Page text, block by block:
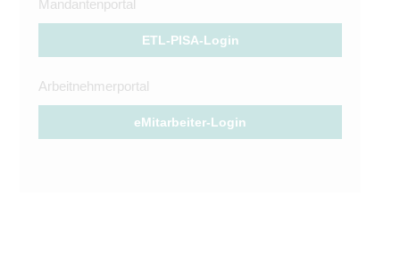
Mandantenportal
ETL-PISA-Login
Arbeitnehmerportal
eMitarbeiter-Login